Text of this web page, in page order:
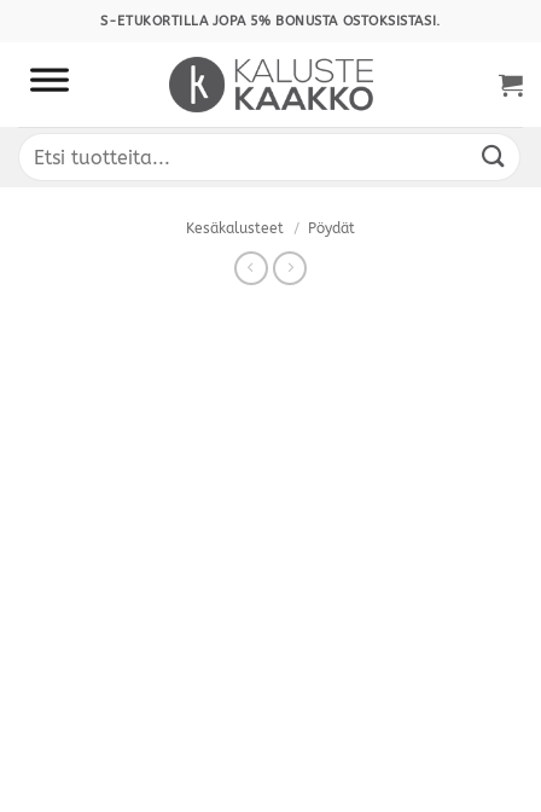
content
S-ETUKORTILLA JOPA 5% BONUSTA OSTOKSISTASI.
Etsi:
Kesäkalusteet / Pöydät